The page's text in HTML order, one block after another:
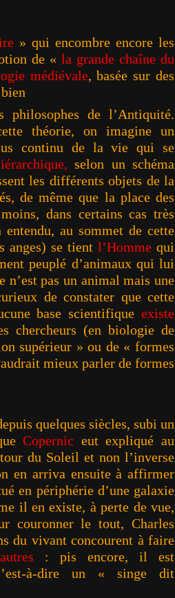
» qui encombre encore les
de « la grande chaîne du
médiévale, basée sur des
philosophes de l’Antiquité.
théorie, on imagine un
continu de la vie qui se
selon un schéma
les différents objets de la
de même que la place des
dans certains cas très
au sommet de cette
anges) se tient l’Hommequi
peuplé d’animaux qui lui
pas un animal mais une
de constater que cette
basescientifiqueexiste
chercheurs (en biologie de
supérieur » ou de « formes
mieux parler de formes
quelques siècles, subi un
Copernic eut expliqué au
du Soleil et non l’inverse
en arriva ensuite à affirmer
en périphérie d’une galaxie
il en existe, à perte de vue,
couronner le tout, Charles
du vivant concourent à faire
: pis encore, il est
à-dire un « singe dit